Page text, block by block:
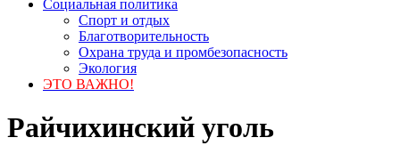
Социальная политика
Спорт и отдых
Благотворительность
Охрана труда и промбезопасность
Экология
ЭТО ВАЖНО!
Райчихинский уголь